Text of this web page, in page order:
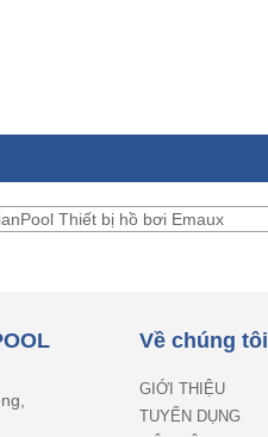
Về chúng tôi
GIỚI THIỆU
TUYỂN DỤNG